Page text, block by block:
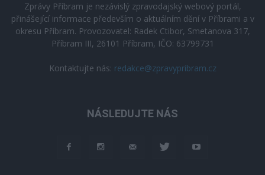
Zprávy Příbram je nezávislý zpravodajský webový portál,
přinášející informace především o aktuálním dění v Příbrami a v
okresu Příbram. Provozovatel: Radek Ctibor, Smetanova 317,
Příbram III, 26101 Příbram, IČO: 63799731
Kontaktujte nás: redakce@zpravypribram.cz
NÁSLEDUJTE NÁS